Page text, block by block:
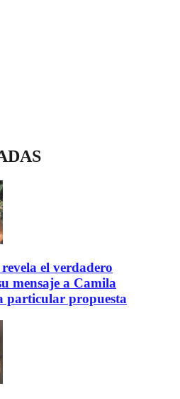
el verdadero
mensaje a Camila
particular propuesta